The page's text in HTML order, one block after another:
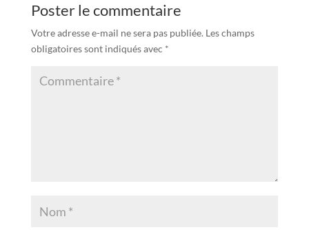
Poster le commentaire
Votre adresse e-mail ne sera pas publiée. Les champs
obligatoires sont indiqués avec *